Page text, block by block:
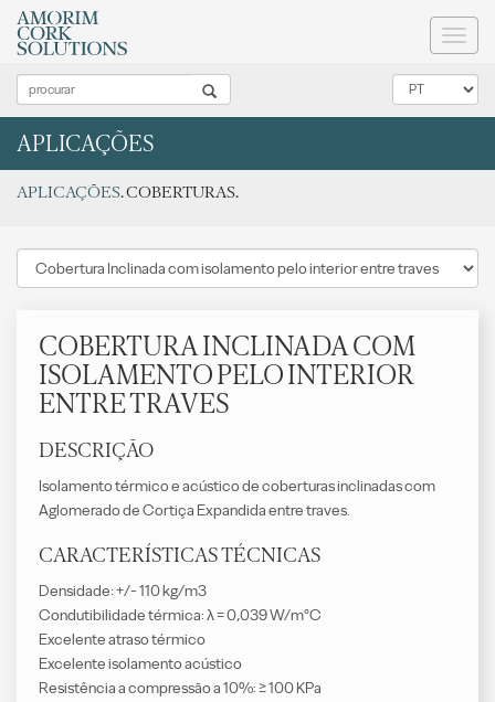
APLICAÇÕES
APLICAÇÕES. COBERTURAS.
COBERTURA INCLINADA COM
ISOLAMENTO PELO INTERIOR
ENTRE TRAVES
DESCRIÇÃO
Isolamento térmico e acústico de coberturas inclinadas com
Aglomerado de Cortiça Expandida entre traves.
CARACTERÍSTICAS TÉCNICAS
Densidade: +/- 110 kg/m3
Condutibilidade térmica: λ = 0,039 W/m°C
Excelente atraso térmico
Excelente isolamento acústico
Resistência a compressão a 10%: ≥ 100 KPa